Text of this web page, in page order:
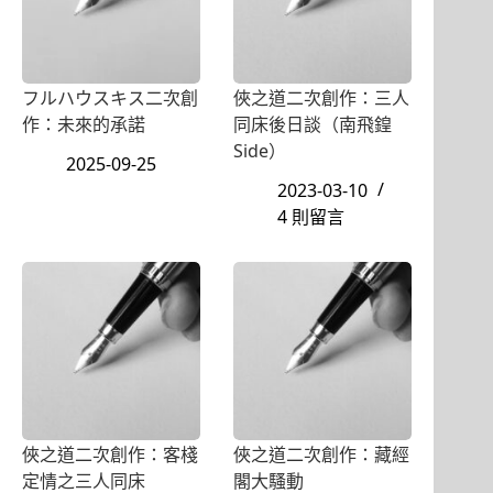
フルハウスキス二次創
作：未來的承諾
2025-09-25
俠之道二次創作：三人
同床後日談（南飛鍠
Side）
2023-03-10
4 則留言
俠之道二次創作：客棧
定情之三人同床
俠之道二次創作：藏經
閣大騷動